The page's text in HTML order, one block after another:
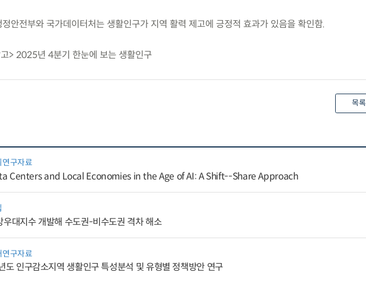
안전부와 국가데이터처는 생활인구가 지역 활력 제고에 긍정적 효과가 있음을 확인함.
> 2025년 4분기 한눈에 보는 생활인구
목록
연구자료
Centers and Local Economies in the Age of AI: A Shift--Share Approach
우대지수 개발해 수도권-비수도권 격차 해소
연구자료
도 인구감소지역 생활인구 특성분석 및 유형별 정책방안 연구